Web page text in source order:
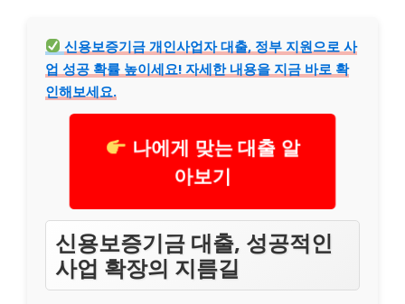
신용보증기금 개인사업자 대출, 정부 지원으로 사
업 성공 확률 높이세요! 자세한 내용을 지금 바로 확
인해보세요.
나에게 맞는 대출 알
아보기
신용보증기금 대출, 성공적인
사업 확장의 지름길